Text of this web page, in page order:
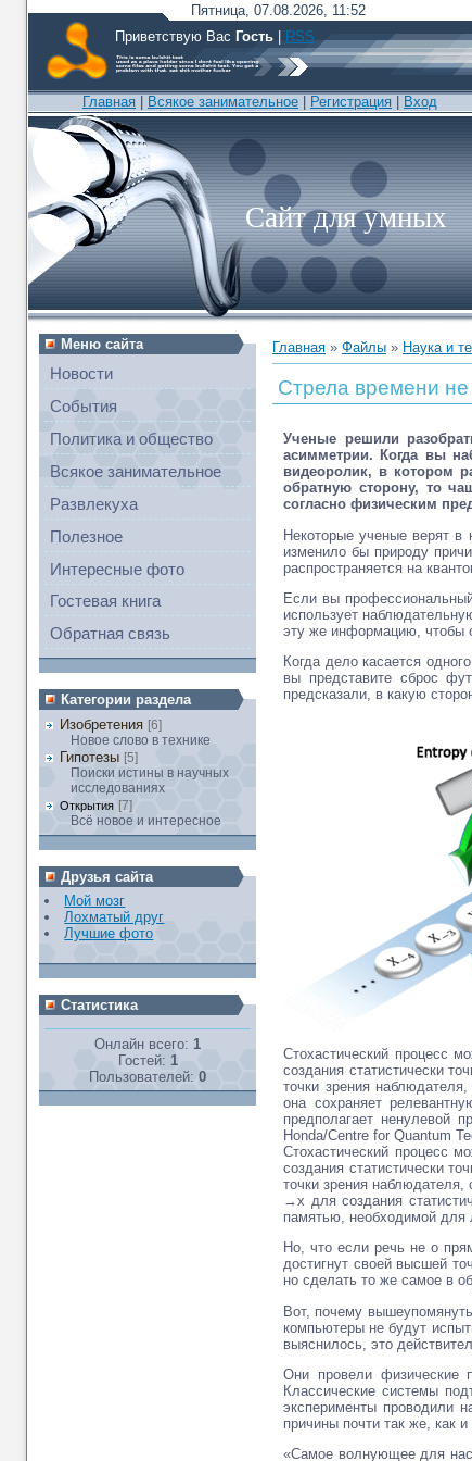
Пятница, 07.08.2026, 11:52
Приветствую Вас Гость RSS
Главная Всякое занимательное Регистрация Вход
Сайт для умных
Меню сайта
Новости
События
Политика и общество
Всякое занимательное
Развлекуха
Полезное
Интересные фото
Гостевая книга
Обратная связь
Категории раздела
Изобретения [6]
Новое слово в технике
Гипотезы [5]
Поиски истины в научных
исследованиях
Открытия [7]
Всё новое и интересное
Друзья сайта
Мой мозг
Лохматый друг
Лучшие фото
Статистика
Онлайн всего: 1
Гостей: 1
Пользователей: 0
Главная » Файлы » Наука и
Cтрела времени
Ученые решили
асимметрии. Когда вы
видеоролик, в котором
обратную сторону, то
согласно физическим
Некоторые ученые верят в
изменило бы природу
распространяется на
Если вы
использует
эту же информацию, чтобы
Когда дело касается
вы представите сброс
предсказали, в какую
Стохастический процесс
создания статистически
точки зрения
она сохраняет
предполагает ненулевой
Honda/Centre for Quantum
Стохастический процесс
создания статистически
точки зрения
→x для создания
памятью, необходимой для
Но, что если речь не о
достигнут своей высшей
но сделать то же самое в
Вот, почему
компьютеры не будут
выяснилось, это
Они провели физические
Классические системы
эксперименты проводили
причины почти так же, как и
«Самое волнующее для нас